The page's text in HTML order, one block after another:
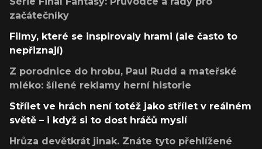
začátečníky
Filmy, které se inspirovaly hrami (ale často to
nepřiznají)
Z porodnice do hrobu, Paul Rudd a mateřské
mléko: šílené reklamy herní historie
Střílet ve hrách není totéž jako střílet v reálném
světě – i když si to dost hráčů myslí
Hrůza devětkrát jinak. Znáte tyto přehlížené